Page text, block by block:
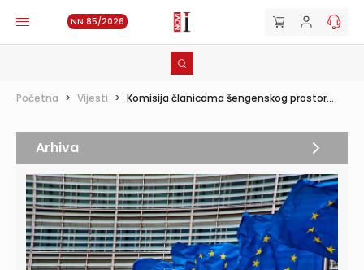
NN 85/2026
Početna > Vijesti > Komisija članicama šengenskog prostor...
Arhiva